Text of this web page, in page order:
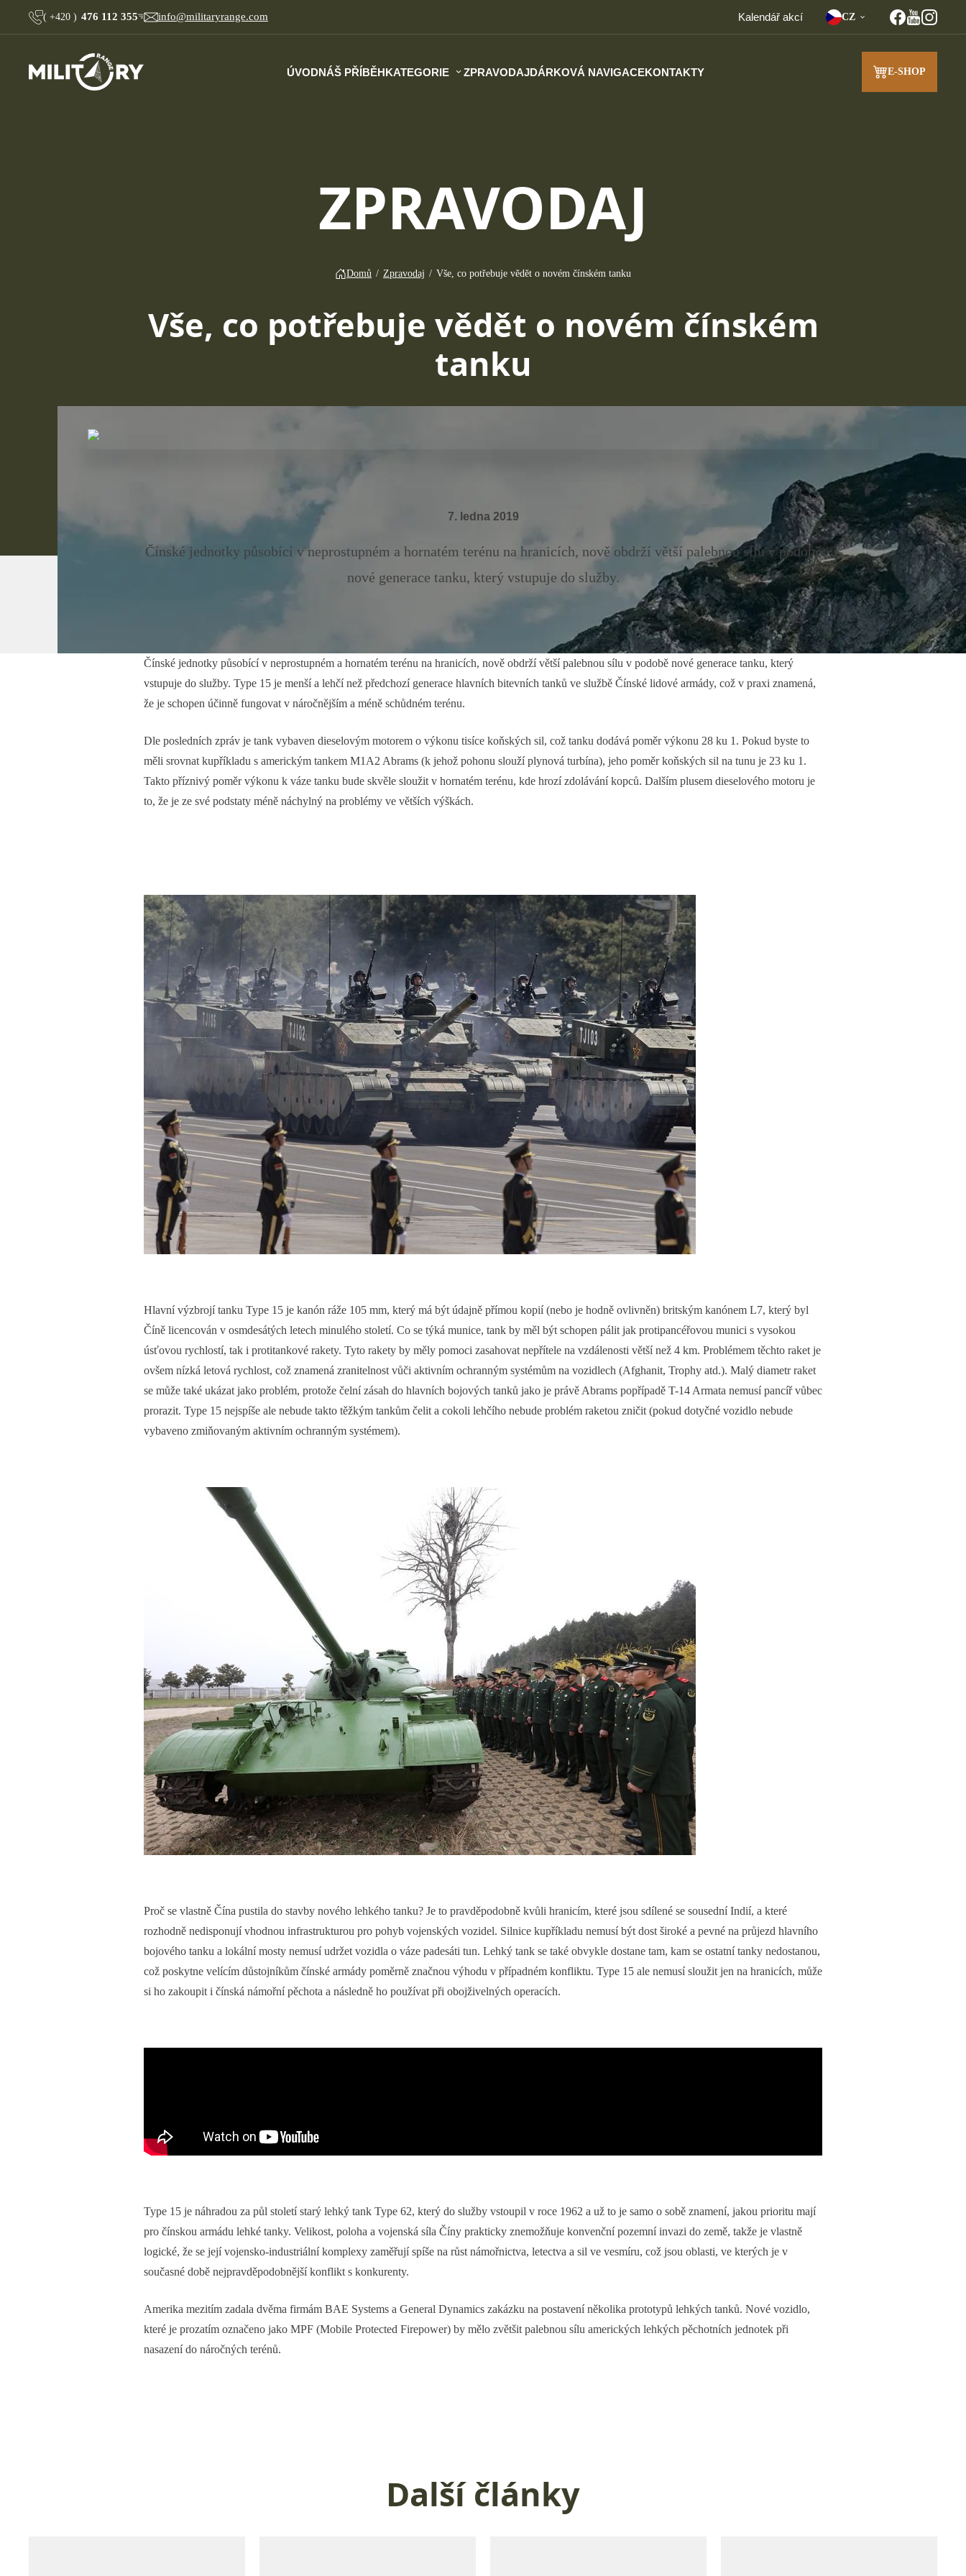
( +420 ) 476 112 355 info@militaryrange.com Kalendář akcí CZ
ÚVODNÁŠ PŘÍBĚHKATEGORIE ZPRAVODAJDÁRKOVÁ NAVIGACEKONTAKTY E-SHOP
ZPRAVODAJ
Domů / Zpravodaj / Vše, co potřebuje vědět o novém čínském tanku
Vše, co potřebuje vědět o novém čínském
tanku
7. ledna 2019
Čínské jednotky působící v neprostupném a hornatém terénu na hranicích, nově obdrží větší palebnou sílu v podobě
nové generace tanku, který vstupuje do služby.
Čínské jednotky působící v neprostupném a hornatém terénu na hranicích, nově obdrží větší palebnou sílu v podobě nové generace tanku, který
vstupuje do služby. Type 15 je menší a lehčí než předchozí generace hlavních bitevních tanků ve službě Čínské lidové armády, což v praxi znamená,
že je schopen účinně fungovat v náročnějším a méně schůdném terénu.
Dle posledních zpráv je tank vybaven dieselovým motorem o výkonu tisíce koňských sil, což tanku dodává poměr výkonu 28 ku 1. Pokud byste to
měli srovnat kupříkladu s americkým tankem M1A2 Abrams (k jehož pohonu slouží plynová turbína), jeho poměr koňských sil na tunu je 23 ku 1.
Takto příznivý poměr výkonu k váze tanku bude skvěle sloužit v hornatém terénu, kde hrozí zdolávání kopců. Dalším plusem dieselového motoru je
to, že je ze své podstaty méně náchylný na problémy ve větších výškách.
Hlavní výzbrojí tanku Type 15 je kanón ráže 105 mm, který má být údajně přímou kopií (nebo je hodně ovlivněn) britským kanónem L7, který byl
Číně licencován v osmdesátých letech minulého století. Co se týká munice, tank by měl být schopen pálit jak protipancéřovou munici s vysokou
úsťovou rychlostí, tak i protitankové rakety. Tyto rakety by měly pomoci zasahovat nepřítele na vzdálenosti větší než 4 km. Problémem těchto raket je
ovšem nízká letová rychlost, což znamená zranitelnost vůči aktivním ochranným systémům na vozidlech (Afghanit, Trophy atd.). Malý diametr raket
se může také ukázat jako problém, protože čelní zásah do hlavních bojových tanků jako je právě Abrams popřípadě T-14 Armata nemusí pancíř vůbec
prorazit. Type 15 nejspíše ale nebude takto těžkým tankům čelit a cokoli lehčího nebude problém raketou zničit (pokud dotyčné vozidlo nebude
vybaveno zmiňovaným aktivním ochranným systémem).
Proč se vlastně Čína pustila do stavby nového lehkého tanku? Je to pravděpodobně kvůli hranicím, které jsou sdílené se sousední Indií, a které
rozhodně nedisponují vhodnou infrastrukturou pro pohyb vojenských vozidel. Silnice kupříkladu nemusí být dost široké a pevné na průjezd hlavního
bojového tanku a lokální mosty nemusí udržet vozidla o váze padesáti tun. Lehký tank se také obvykle dostane tam, kam se ostatní tanky nedostanou,
což poskytne velícím důstojníkům čínské armády poměrně značnou výhodu v případném konfliktu. Type 15 ale nemusí sloužit jen na hranicích, může
si ho zakoupit i čínská námořní pěchota a následně ho používat při obojživelných operacích.
Type 15 je náhradou za půl století starý lehký tank Type 62, který do služby vstoupil v roce 1962 a už to je samo o sobě znamení, jakou prioritu mají
pro čínskou armádu lehké tanky. Velikost, poloha a vojenská síla Číny prakticky znemožňuje konvenční pozemní invazi do země, takže je vlastně
logické, že se její vojensko-industriální komplexy zaměřují spíše na růst námořnictva, letectva a sil ve vesmíru, což jsou oblasti, ve kterých je v
současné době nejpravděpodobnější konflikt s konkurenty.
Amerika mezitím zadala dvěma firmám BAE Systems a General Dynamics zakázku na postavení několika prototypů lehkých tanků. Nové vozidlo,
které je prozatím označeno jako MPF (Mobile Protected Firepower) by mělo zvětšit palebnou sílu amerických lehkých pěchotních jednotek při
nasazení do náročných terénů.
Další články